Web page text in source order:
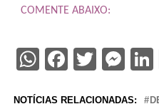
COMENTE ABAIXO:
WhatsApp
Facebook
NOTÍCIAS RELACIONADAS: